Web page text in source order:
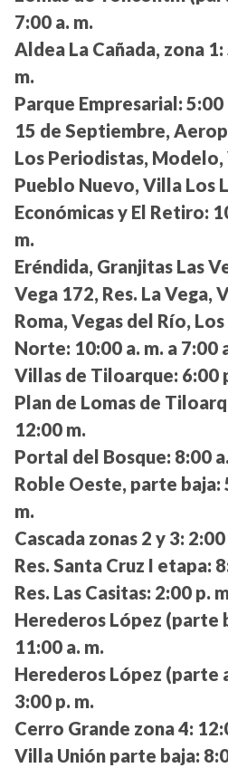
7:00 a. m.
Aldea La Cañada, zona 1:
m.
Parque Empresarial: 5:00
15 de Septiembre,
Los Periodistas, Modelo,
Pueblo Nuevo, Villa Los
Económicas y El Retiro:
m.
Eréndida, Granjitas Las
Vega 172, Res. La Vega,
Roma, Vegas del Río,
Norte: 10:00 a. m. a 7:00
Villas de Tiloarque: 6:00
Plan de Lomas de
12:00 m.
Portal del Bosque: 8:00
Roble Oeste, parte baja:
m.
Cascada zonas 2 y 3: 2:00
Res. Santa Cruz I etapa:
Res. Las Casitas: 2:00 p.
Herederos López (parte
11:00 a. m.
Herederos López (parte
3:00 p. m.
Cerro Grande zona 4:
Villa Unión parte baja: